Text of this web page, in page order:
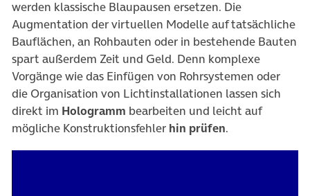
werden klassische Blaupausen ersetzen. Die
Augmentation der virtuellen Modelle auf tatsächliche
Bauflächen, an Rohbauten oder in bestehende Bauten
spart außerdem Zeit und Geld. Denn komplexe
Vorgänge wie das Einfügen von Rohrsystemen oder
die Organisation von Lichtinstallationen lassen sich
direkt im Hologramm bearbeiten und leicht auf
mögliche Konstruktionsfehler hin prüfen.